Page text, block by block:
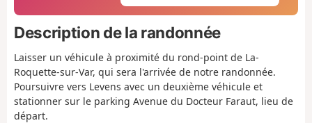
Description de la randonnée
Laisser un véhicule à proximité du rond-point de La-
Roquette-sur-Var, qui sera l'arrivée de notre randonnée.
Poursuivre vers Levens avec un deuxième véhicule et
stationner sur le parking Avenue du Docteur Faraut, lieu de
départ.